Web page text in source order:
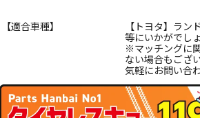
【適合車種】
【トヨタ】ラ
等にいかがでし
※マッチングに
ない場合もござ
気軽にお問い合